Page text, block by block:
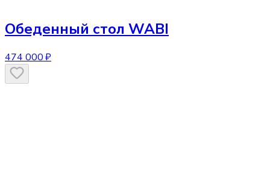
Обеденный стол WABI
474 000 ₽